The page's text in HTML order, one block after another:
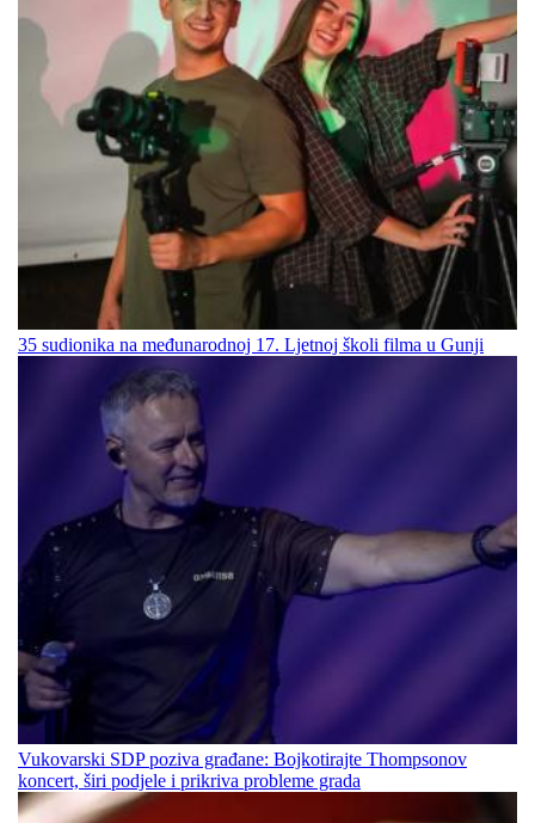
35 sudionika na međunarodnoj 17. Ljetnoj školi filma u Gunji
Vukovarski SDP poziva građane: Bojkotirajte Thompsonov
koncert, širi podjele i prikriva probleme grada